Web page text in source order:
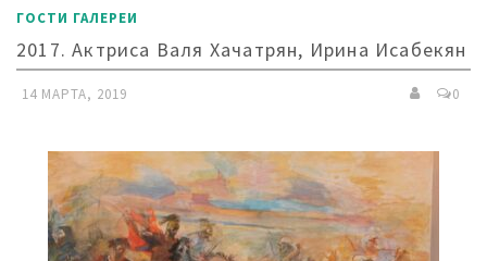
ГОСТИ ГАЛЕРЕИ
2017. Актриса Валя Хачатрян, Ирина Исабекян
14 МАРТА, 2019 0